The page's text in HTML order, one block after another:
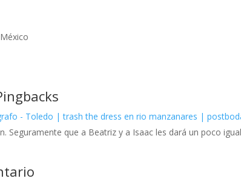
- Toledo | trash the dress en rio manzanares |
Seguramente que a Beatriz y a Isaac les dará un poco